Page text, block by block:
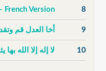
8
French Version
9 أخا العدل قم
10 لا إله إلا الله بها